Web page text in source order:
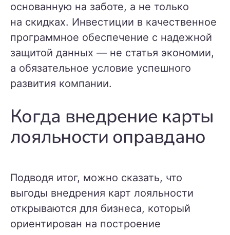
основанную на заботе, а не только
на скидках. Инвестиции в качественное
программное обеспечение с надежной
защитой данных — не статья экономии,
а обязательное условие успешного
развития компании.
Когда внедрение карты
лояльности оправдано
Подводя итог, можно сказать, что
выгоды внедрения карт лояльности
открываются для бизнеса, который
ориентирован на построение